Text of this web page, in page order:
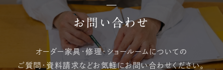
お問い合わせ
オーダー家具・修理・ ショールームについての
ご質問・資料請求などお気軽にお問い合わせください。